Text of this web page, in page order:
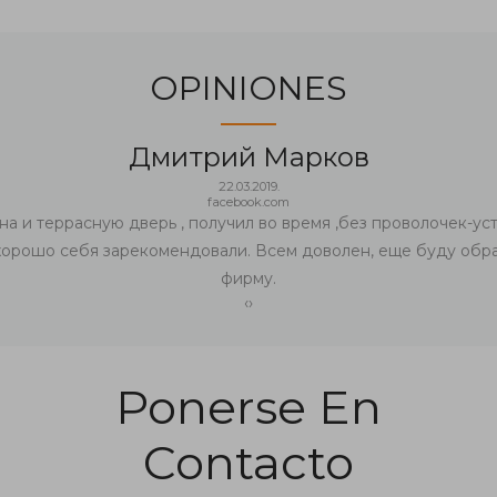
OPINIONES
Дмитрий Марков
22.03.2019.
facebook.com
и террасную дверь , получил во время ,без проволочек-
себя зарекомендовали. Всем доволен, еще буду
фирму.
‹›
Ponerse En
Contacto